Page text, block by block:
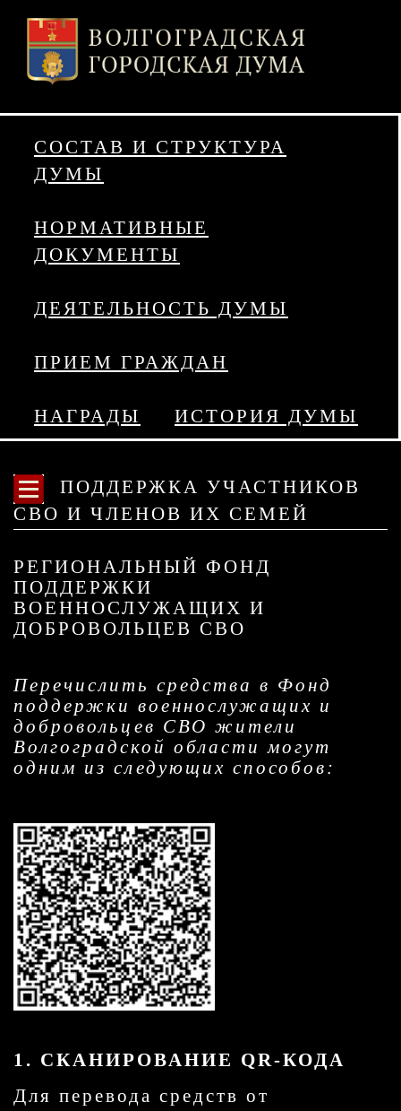
СОСТАВ И СТРУКТУРА
ДУМЫ
НОРМАТИВНЫЕ
ДОКУМЕНТЫ
ДЕЯТЕЛЬНОСТЬ ДУМЫ
ПРИЕМ ГРАЖДАН
НАГРАДЫ ИСТОРИЯ ДУМЫ
ПОДДЕРЖКА УЧАСТНИКОВ
СВО И ЧЛЕНОВ ИХ СЕМЕЙ
РЕГИОНАЛЬНЫЙ ФОНД
ПОДДЕРЖКИ
ВОЕННОСЛУЖАЩИХ И
ДОБРОВОЛЬЦЕВ СВО
Перечислить средства в Фонд
поддержки военнослужащих и
добровольцев СВО жители
Волгоградской области могут
одним из следующих способов:
1. СКАНИРОВАНИЕ QR-КОДА
Для перевода средств от